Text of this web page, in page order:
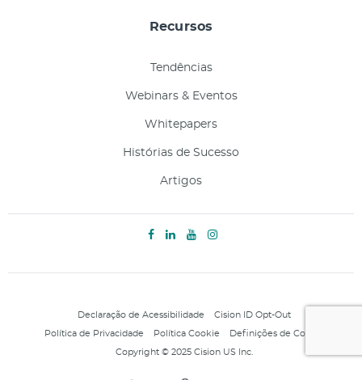
Recursos
Tendências
Webinars & Eventos
Whitepapers
Histórias de Sucesso
Artigos
Declaração de Acessibilidade Cision ID Opt-Out
Política de Privacidade Política Cookie Definições de Cookie
Copyright © 2025 Cision US Inc.